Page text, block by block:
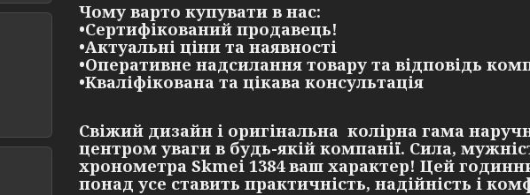
Чому варто купувати в нас:
•Сертифікований продавець!
•Актуальні ціни та наявності
•Оперативне надсилання товару та відповідь
•Кваліфікована та цікава консультація
Свіжий дизайн і оригінальна колірна гама
центром уваги в будь-якій компанії. Сила,
хронометра Skmei 1384 ваш характер! Цей
понад усе ставить практичність, надійність і